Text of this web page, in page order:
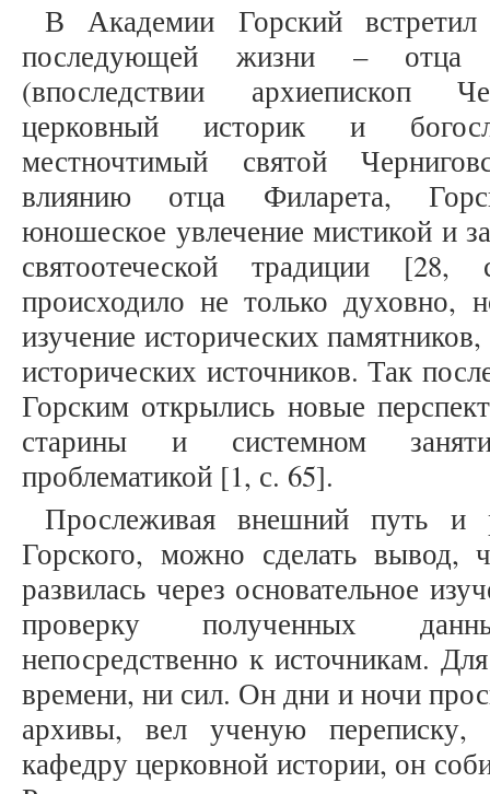
В Академии Горский
последующей жизни – отца
(впоследствии архиепископ
церковный историк и
местночтимый святой
влиянию отца Филарета,
юношеское увлечение мистикой и
святоотеческой традиции
происходило не только духовно,
изучение исторических
исторических источников. Так
Горским открылись новые
старины и системном
проблематикой [1, с. 65].
Прослеживая внешний путь и
Горского, можно сделать вывод,
развилась через основательное
проверку полученных
непосредственно к источникам.
времени, ни сил. Он дни и ночи
архивы, вел ученую
кафедру церковной истории, он